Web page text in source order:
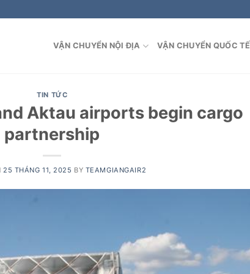
VẬN CHUYỂN NỘI ĐỊA VẬN CHUYỂN QUỐC TẾ
TIN TỨC
Aktau airports begin cargo
partnership
25 THÁNG 11, 2025 BY TEAMGIANGAIR2